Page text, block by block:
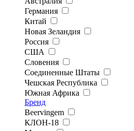
Германия
Китай
Новая Зеландия
Россия
США
Словения
Соединенные Штаты
Чешская Республика
Южная Африка
Бренд
Beervingem
КЛОН-18